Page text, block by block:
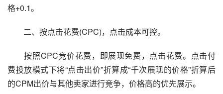
格+0.1。
二、按点击花费(CPC)，点击成本可控。
按照CPC竞价花费，即展现免费，点击花费。点击付
费投放模式下将“点击出价”折算成“千次展现的价格”折算后
的CPM出价与其他卖家进行竞争，价格高的优先展示。